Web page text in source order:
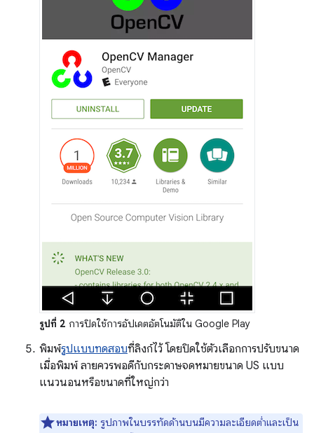
รูปที่ 2 การปิดใช้การอัปเดตอัตโนมัติใน Google Play
พิมพ์รูปแบบทดสอบที่ลิงก์ไว้ โดยปิดใช้ตัวเลือกการปรับขนาด
เมื่อพิมพ์ ลายควรพอดีกับกระดาษจดหมายขนาด US แบบ
แนวนอนหรือขนาดที่ใหญ่กว่า
หมายเหตุ: รูปภาพในบรรทัดด้านบนมีความละเอียดต่ำและเป็น